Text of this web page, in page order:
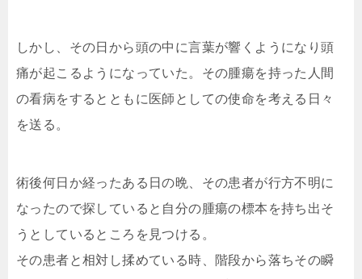
しかし、その日から頭の中に言葉が響くようになり頭
痛が起こるようになっていた。その腫瘍を持った人間
の看病をするとともに医師としての使命を考える日々
を送る。
術後何日か経ったある日の晩、その患者が行方不明に
なったので探していると自分の腫瘍の標本を持ち出そ
うとしているところを見つける。
その患者と相対し揉めている時、階段から落ちその瞬